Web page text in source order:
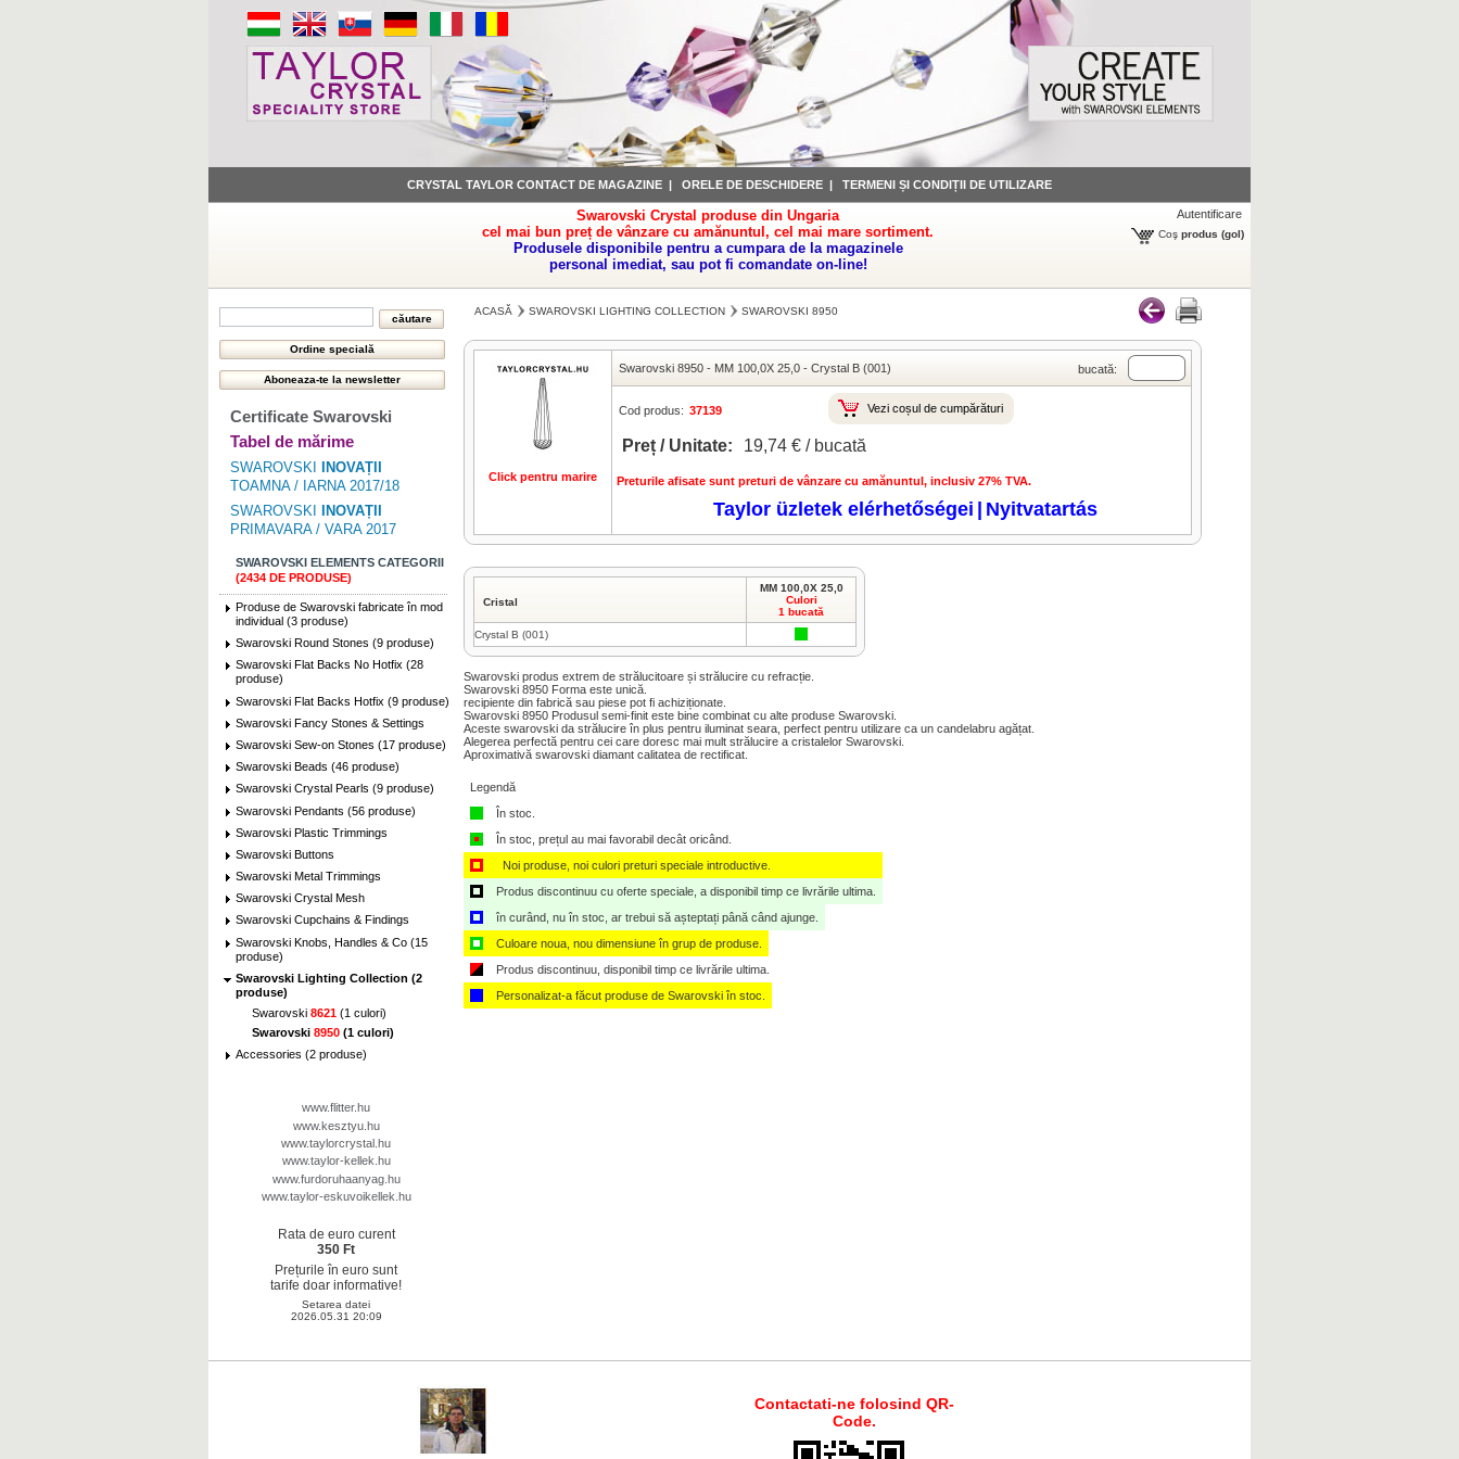
CRYSTAL TAYLOR CONTACT DE MAGAZINE | ORELE DE DESCHIDERE | TERMENI ȘI CONDIȚII DE UTILIZARE
Swarovski Crystal produse din Ungaria
cel mai bun preț de vânzare cu amănuntul, cel mai mare sortiment.
Produsele disponibile pentru a cumpara de la magazinele
personal imediat, sau pot fi comandate on-line!
Autentificare
Coş produs (gol)
Certificate Swarovski
Tabel de mărime
SWAROVSKI
INOVAȚII
TOAMNA / IARNA 2017/18
SWAROVSKI
INOVAȚII
PRIMAVARA / VARA 2017
SWAROVSKI ELEMENTS CATEGORII
(2434 DE PRODUSE)
Produse de Swarovski fabricate în mod
individual (3 produse)
Swarovski Round Stones (9 produse)
Swarovski Flat Backs No Hotfix (28
produse)
Swarovski Flat Backs Hotfix (9 produse)
Swarovski Fancy Stones & Settings
Swarovski Sew-on Stones (17 produse)
Swarovski Beads (46 produse)
Swarovski Crystal Pearls (9 produse)
Swarovski Pendants (56 produse)
Swarovski Plastic Trimmings
Swarovski Buttons
Swarovski Metal Trimmings
Swarovski Crystal Mesh
Swarovski Cupchains & Findings
Swarovski Knobs, Handles & Co (15
produse)
Swarovski Lighting Collection (2
produse)
Swarovski 8621 (1 culori)
Swarovski 8950 (1 culori)
Accessories (2 produse)
www.flitter.hu
www.kesztyu.hu
www.taylorcrystal.hu
www.taylor-kellek.hu
www.furdoruhaanyag.hu
www.taylor-eskuvoikellek.hu
Rata de euro curent
350 Ft
Prețurile în euro sunt
tarife doar informative!
Setarea datei
2026.05.31 20:09
ACASĂ SWAROVSKI LIGHTING COLLECTION SWAROVSKI 8950
Click pentru marire
Swarovski 8950 - MM 100,0X 25,0 - Crystal B (001) bucată:
Cod produs: 37139 Vezi coșul de cumpărături
Preț / Unitate: 19,74 € / bucată
Preturile afisate sunt preturi de vânzare cu amănuntul, inclusiv 27% TVA.
Taylor üzletek elérhetőségei Nyitvatartás
Cristal
MM 100,0X 25,0
Culori
1 bucată
Crystal B (001)
Swarovski produs extrem de strălucitoare și strălucire cu refracție.
Swarovski 8950 Forma este unică.
recipiente din fabrică sau piese pot fi achiziționate.
Swarovski 8950 Produsul semi-finit este bine combinat cu alte produse Swarovski.
Aceste swarovski da strălucire în plus pentru iluminat seara, perfect pentru utilizare ca un candelabru agățat.
Alegerea perfectă pentru cei care doresc mai mult strălucire a cristalelor Swarovski.
Aproximativă swarovski diamant calitatea de rectificat.
Legendă
În stoc.
În stoc, prețul au mai favorabil decât oricând.
Noi produse, noi culori preturi speciale introductive.
Produs discontinuu cu oferte speciale, a disponibil timp ce livrările ultima.
în curând, nu în stoc, ar trebui să așteptați până când ajunge.
Culoare noua, nou dimensiune în grup de produse.
Produs discontinuu, disponibil timp ce livrările ultima.
Personalizat-a făcut produse de Swarovski în stoc.
Contactati-ne folosind QR-
Code.